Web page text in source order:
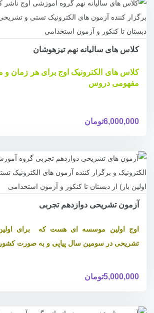
کلاس های سالیانه نهم تیزهوشان
کلاس های الکترونیک اوج برای هر زمان و
مفهومی دروس
6,000,000تومان
آزمون تشریحی دوازدهم تجربی
اوج اولین موسسه ای هست که برای
تشریحی در سومین سال پیاپی و به صورت
5,000,000تومان